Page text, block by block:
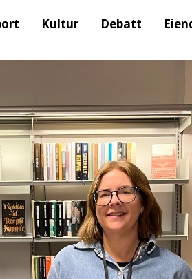
Kultur Debatt